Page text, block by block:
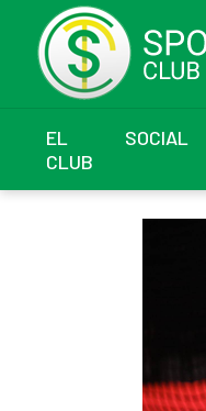
EL
CLUB
SOCIAL